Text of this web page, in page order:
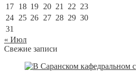
17 18 19 20 21 22 23
24 25 26 27 28 29 30
31
« Июл
Свежие записи